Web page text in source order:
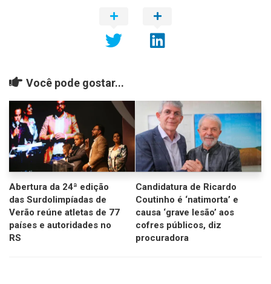
Você pode gostar...
Abertura da 24ª edição
das Surdolimpíadas de
Verão reúne atletas de 77
países e autoridades no
RS
Candidatura de Ricardo
Coutinho é ‘natimorta’ e
causa ‘grave lesão’ aos
cofres públicos, diz
procuradora